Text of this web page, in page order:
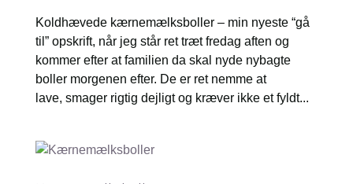
Koldhævede kærnemælksboller – min nyeste “gå
til” opskrift, når jeg står ret træt fredag aften og
kommer efter at familien da skal nyde nybagte
boller morgenen efter. De er ret nemme at
lave, smager rigtig dejligt og kræver ikke et fyldt...